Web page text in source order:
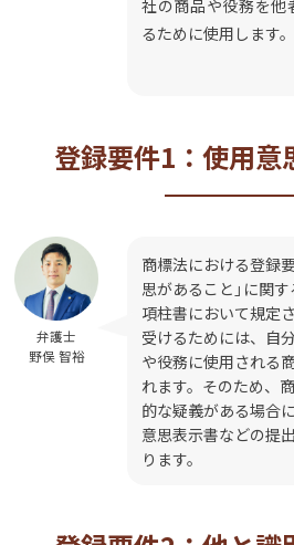
社の商品や役務を他
るために使用します。
登録要件1：使用意
弁護士
野俣 智裕
商標法における登録
思があること」に関
項柱書において規定
受けるためには、自
や役務に使用される
れます。そのため、
的な疑義がある場合
意思表示書などの提
ります。